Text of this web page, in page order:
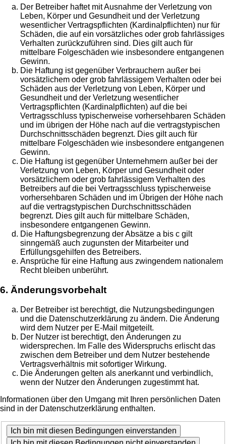
Der Betreiber haftet mit Ausnahme der Verletzung von
Leben, Körper und Gesundheit und der Verletzung
wesentlicher Vertragspflichten (Kardinalpflichten) nur für
Schäden, die auf ein vorsätzliches oder grob fahrlässiges
Verhalten zurückzuführen sind. Dies gilt auch für
mittelbare Folgeschäden wie insbesondere entgangenen
Gewinn.
Die Haftung ist gegenüber Verbrauchern außer bei
vorsätzlichem oder grob fahrlässigem Verhalten oder bei
Schäden aus der Verletzung von Leben, Körper und
Gesundheit und der Verletzung wesentlicher
Vertragspflichten (Kardinalpflichten) auf die bei
Vertragsschluss typischerweise vorhersehbaren Schäden
und im übrigen der Höhe nach auf die vertragstypischen
Durchschnittsschäden begrenzt. Dies gilt auch für
mittelbare Folgeschäden wie insbesondere entgangenen
Gewinn.
Die Haftung ist gegenüber Unternehmern außer bei der
Verletzung von Leben, Körper und Gesundheit oder
vorsätzlichem oder grob fahrlässigem Verhalten des
Betreibers auf die bei Vertragsschluss typischerweise
vorhersehbaren Schäden und im Übrigen der Höhe nach
auf die vertragstypischen Durchschnittsschäden
begrenzt. Dies gilt auch für mittelbare Schäden,
insbesondere entgangenen Gewinn.
Die Haftungsbegrenzung der Absätze a bis c gilt
sinngemäß auch zugunsten der Mitarbeiter und
Erfüllungsgehilfen des Betreibers.
Ansprüche für eine Haftung aus zwingendem nationalem
Recht bleiben unberührt.
6. Änderungsvorbehalt
Der Betreiber ist berechtigt, die Nutzungsbedingungen
und die Datenschutzerklärung zu ändern. Die Änderung
wird dem Nutzer per E-Mail mitgeteilt.
Der Nutzer ist berechtigt, den Änderungen zu
widersprechen. Im Falle des Widerspruchs erlischt das
zwischen dem Betreiber und dem Nutzer bestehende
Vertragsverhältnis mit sofortiger Wirkung.
Die Änderungen gelten als anerkannt und verbindlich,
wenn der Nutzer den Änderungen zugestimmt hat.
Informationen über den Umgang mit Ihren persönlichen Daten
sind in der Datenschutzerklärung enthalten.